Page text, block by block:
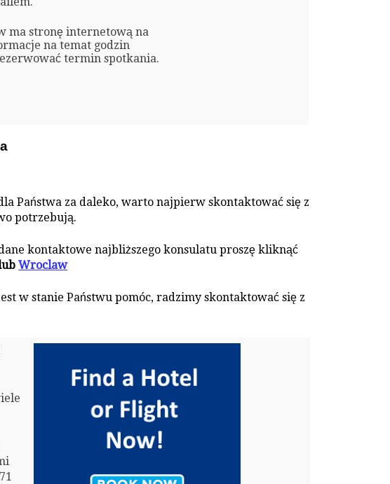
ma stronę internetową na
na temat godzin
termin spotkania.
Państwa za daleko, warto najpierw skontaktować się z
potrzebują.
kontaktowe najbliższego konsulatu proszę kliknąć
Wroclaw
w stanie Państwu pomóc, radzimy skontaktować się z